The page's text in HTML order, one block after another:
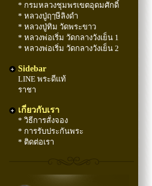
* กรมหลวงชุมพรเขตอุดมศักดิ์
* หลวงปู่ฤๅษีลิงดำ
* หลวงปู่ทิม วัดพระขาว
* หลวงพ่อเริ่ม วัดกลางวังเย็น 1
* หลวงพ่อเริ่ม วัดกลางวังเย็น 2
Sidebar
LINE พระดีแท้
ราชา
เกี่ยวกับเรา
* วิธีการสั่งจอง
* การรับประกันพระ
* ติดต่อเรา